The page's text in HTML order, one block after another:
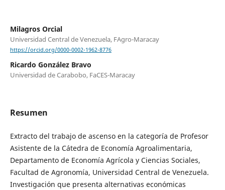
Milagros Orcial
Universidad Central de Venezuela, FAgro-Maracay
https://orcid.org/0000-0002-1962-8776
Ricardo González Bravo
Universidad de Carabobo, FaCES-Maracay
Resumen
Extracto del trabajo de ascenso en la categoría de Profesor
Asistente de la Cátedra de Economía Agroalimentaria,
Departamento de Economía Agrícola y Ciencias Sociales,
Facultad de Agronomía, Universidad Central de Venezuela.
Investigación que presenta alternativas económicas